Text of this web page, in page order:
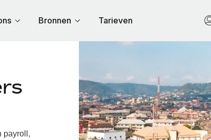
Bronnen Tarieven
payroll,